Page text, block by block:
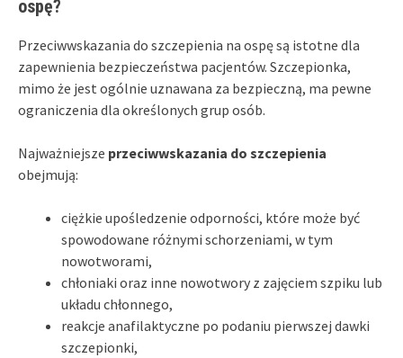
ospę?
Przeciwwskazania do szczepienia na ospę są istotne dla
zapewnienia bezpieczeństwa pacjentów. Szczepionka,
mimo że jest ogólnie uznawana za bezpieczną, ma pewne
ograniczenia dla określonych grup osób.
Najważniejsze przeciwwskazania do szczepienia
obejmują:
ciężkie upośledzenie odporności, które może być
spowodowane różnymi schorzeniami, w tym
nowotworami,
chłoniaki oraz inne nowotwory z zajęciem szpiku lub
układu chłonnego,
reakcje anafilaktyczne po podaniu pierwszej dawki
szczepionki,